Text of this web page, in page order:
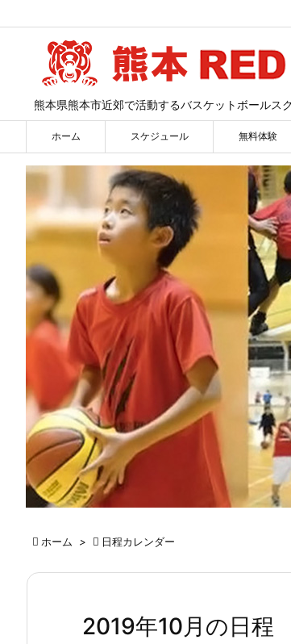
熊本県熊本市近郊で活動するバスケットボールス
ホーム スケジュール 無料体験
 ホーム >  日程カレンダー
2019年10月の日程